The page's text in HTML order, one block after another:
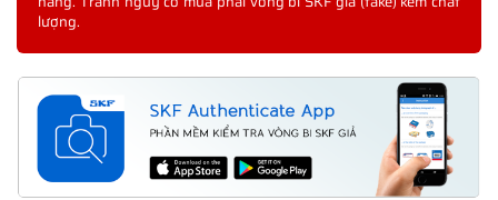
lượng.